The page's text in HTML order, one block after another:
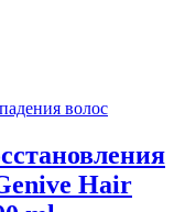
волос
Hair